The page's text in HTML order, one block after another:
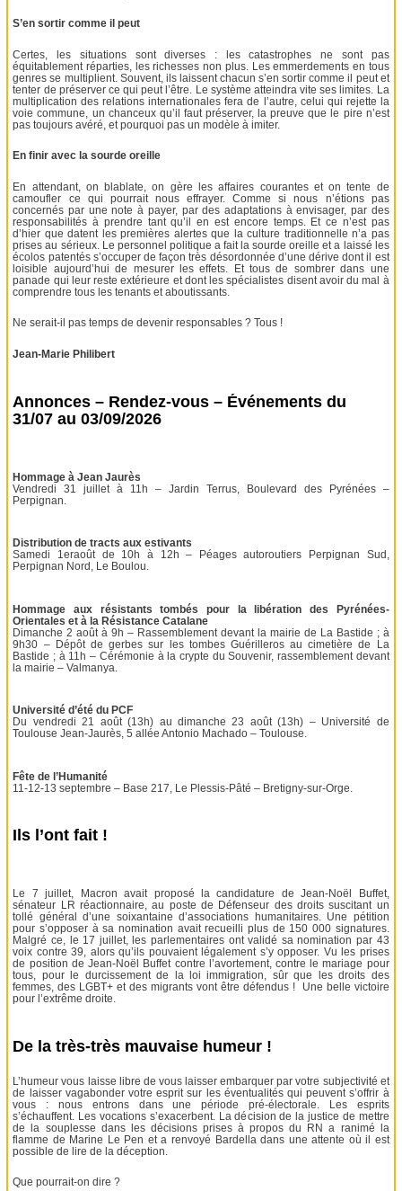
S’en sortir comme il peut
Certes, les situations sont diverses : les catastrophes ne sont pas
équitablement réparties, les richesses non plus. Les emmerdements en tous
genres se multiplient. Souvent, ils laissent chacun s’en sortir comme il peut et
tenter de préserver ce qui peut l’être. Le système atteindra vite ses limites. La
multiplication des relations internationales fera de l’autre, celui qui rejette la
voie commune, un chanceux qu’il faut préserver, la preuve que le pire n’est
pas toujours avéré, et pourquoi pas un modèle à imiter.
En finir avec la sourde oreille
En attendant, on blablate, on gère les affaires courantes et on tente de
camoufler ce qui pourrait nous effrayer. Comme si nous n’étions pas
concernés par une note à payer, par des adaptations à envisager, par des
responsabilités à prendre tant qu’il en est encore temps. Et ce n’est pas
d’hier que datent les premières alertes que la culture traditionnelle n’a pas
prises au sérieux. Le personnel politique a fait la sourde oreille et a laissé les
écolos patentés s’occuper de façon très désordonnée d’une dérive dont il est
loisible aujourd’hui de mesurer les effets. Et tous de sombrer dans une
panade qui leur reste extérieure et dont les spécialistes disent avoir du mal à
comprendre tous les tenants et aboutissants.
Ne serait-il pas temps de devenir responsables ? Tous !
Jean-Marie Philibert
Annonces – Rendez-vous – Événements du
31/07 au 03/09/2026
Hommage à Jean Jaurès
Vendredi 31 juillet à 11h – Jardin Terrus, Boulevard des Pyrénées –
Perpignan.
Distribution de tracts aux estivants
Samedi 1eraoût de 10h à 12h – Péages autoroutiers Perpignan Sud,
Perpignan Nord, Le Boulou.
Hommage aux résistants tombés pour la libération des Pyrénées-
Orientales et à la Résistance Catalane
Dimanche 2 août à 9h – Rassemblement devant la mairie de La Bastide ; à
9h30 – Dépôt de gerbes sur les tombes Guérilleros au cimetière de La
Bastide ; à 11h – Cérémonie à la crypte du Souvenir, rassemblement devant
la mairie – Valmanya.
Université d’été du PCF
Du vendredi 21 août (13h) au dimanche 23 août (13h) – Université de
Toulouse Jean-Jaurès, 5 allée Antonio Machado – Toulouse.
Fête de l’Humanité
11-12-13 septembre – Base 217, Le Plessis-Pâté – Bretigny-sur-Orge.
Ils l’ont fait !
Le 7 juillet, Macron avait proposé la candidature de Jean-Noël Buffet,
sénateur LR réactionnaire, au poste de Défenseur des droits suscitant un
tollé général d’une soixantaine d’associations humanitaires. Une pétition
pour s’opposer à sa nomination avait recueilli plus de 150 000 signatures.
Malgré ce, le 17 juillet, les parlementaires ont validé sa nomination par 43
voix contre 39, alors qu’ils pouvaient légalement s’y opposer. Vu les prises
de position de Jean-Noël Buffet contre l’avortement, contre le mariage pour
tous, pour le durcissement de la loi immigration, sûr que les droits des
femmes, des LGBT+ et des migrants vont être défendus ! Une belle victoire
pour l’extrême droite.
De la très-très mauvaise humeur !
L’humeur vous laisse libre de vous laisser embarquer par votre subjectivité et
de laisser vagabonder votre esprit sur les éventualités qui peuvent s’offrir à
vous : nous entrons dans une période pré-électorale. Les esprits
s’échauffent. Les vocations s’exacerbent. La décision de la justice de mettre
de la souplesse dans les décisions prises à propos du RN a ranimé la
flamme de Marine Le Pen et a renvoyé Bardella dans une attente où il est
possible de lire de la déception.
Que pourrait-on dire ?